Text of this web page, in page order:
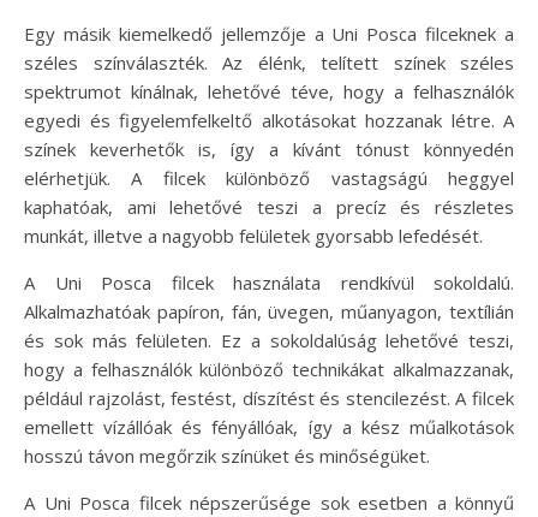
Egy másik kiemelkedő jellemzője a Uni Posca filceknek a
széles színválaszték. Az élénk, telített színek széles
spektrumot kínálnak, lehetővé téve, hogy a felhasználók
egyedi és figyelemfelkeltő alkotásokat hozzanak létre. A
színek keverhetők is, így a kívánt tónust könnyedén
elérhetjük. A filcek különböző vastagságú heggyel
kaphatóak, ami lehetővé teszi a precíz és részletes
munkát, illetve a nagyobb felületek gyorsabb lefedését.
A Uni Posca filcek használata rendkívül sokoldalú.
Alkalmazhatóak papíron, fán, üvegen, műanyagon, textílián
és sok más felületen. Ez a sokoldalúság lehetővé teszi,
hogy a felhasználók különböző technikákat alkalmazzanak,
például rajzolást, festést, díszítést és stencilezést. A filcek
emellett vízállóak és fényállóak, így a kész műalkotások
hosszú távon megőrzik színüket és minőségüket.
A Uni Posca filcek népszerűsége sok esetben a könnyű